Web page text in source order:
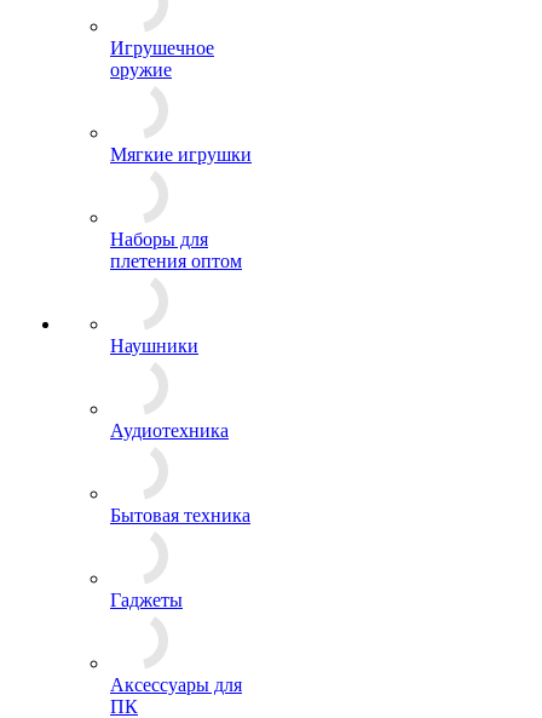
Игрушечное
оружие
Мягкие игрушки
Наборы для
плетения оптом
Наушники
Аудиотехника
Бытовая техника
Гаджеты
Аксессуары для
ПК